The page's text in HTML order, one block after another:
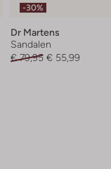
-30%
Dr Martens
Sandalen
€ 79,95 € 55,99